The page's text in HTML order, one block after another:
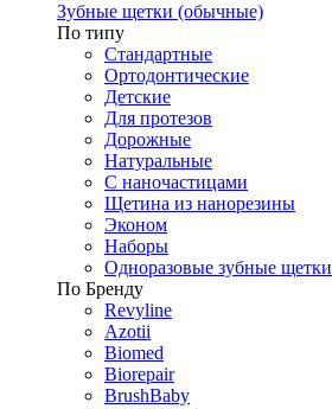
Зубные щетки (обычные)
По типу
Стандартные
Ортодонтические
Детские
Для протезов
Дорожные
Натуральные
С наночастицами
Щетина из нанорезины
Эконом
Наборы
Одноразовые зубные щетки
По Бренду
Revyline
Azotii
Biomed
Biorepair
BrushBaby